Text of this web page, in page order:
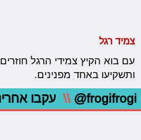
צמיד רגל
עם בוא הקיץ צמידי הרגל
ותשקיעו באחד מפנינים.
@frogifrogi
\\ עקבו